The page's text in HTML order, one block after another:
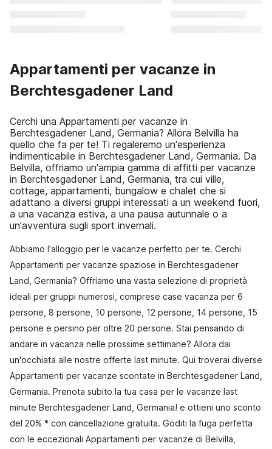
Appartamenti per vacanze in
Berchtesgadener Land
Cerchi una Appartamenti per vacanze in
Berchtesgadener Land, Germania? Allora Belvilla ha
quello che fa per te! Ti regaleremo un'esperienza
indimenticabile in Berchtesgadener Land, Germania. Da
Belvilla, offriamo un'ampia gamma di affitti per vacanze
in Berchtesgadener Land, Germania, tra cui ville,
cottage, appartamenti, bungalow e chalet che si
adattano a diversi gruppi interessati a un weekend fuori,
a una vacanza estiva, a una pausa autunnale o a
un'avventura sugli sport invernali.
Abbiamo l'alloggio per le vacanze perfetto per te. Cerchi
Appartamenti per vacanze spaziose in Berchtesgadener
Land, Germania? Offriamo una vasta selezione di proprietà
ideali per gruppi numerosi, comprese case vacanza per 6
persone, 8 persone, 10 persone, 12 persone, 14 persone, 15
persone e persino per oltre 20 persone. Stai pensando di
andare in vacanza nelle prossime settimane? Allora dai
un'occhiata alle nostre offerte last minute. Qui troverai diverse
Appartamenti per vacanze scontate in Berchtesgadener Land,
Germania. Prenota subito la tua casa per le vacanze last
minute Berchtesgadener Land, Germania! e ottieni uno sconto
del 20% * con cancellazione gratuita. Goditi la fuga perfetta
con le eccezionali Appartamenti per vacanze di Belvilla,